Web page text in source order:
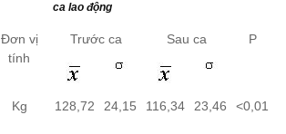
ca lao động
Đơn vị
tính
Trước ca Sau ca P
Kg 128,72 24,15 116,34 23,46 <0,01